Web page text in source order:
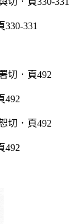
330-331
492
492